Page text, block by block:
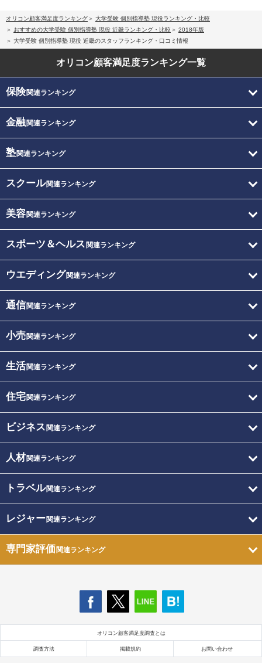
オリコン顧客満足度ランキング
大学受験 個別指導塾 現役ランキング・比較
おすすめの大学受験 個別指導塾 現役 近畿ランキング・比較
2018年版
大学受験 個別指導塾 現役 近畿のスタッフランキング・口コミ情報
オリコン顧客満足度ランキング一覧
保険関連ランキング
金融関連ランキング
塾関連ランキング
スクール関連ランキング
美容関連ランキング
スポーツ＆ヘルス 関連ランキング
ウエディング関連ランキング
通信関連ランキング
小売関連ランキング
生活関連ランキング
住宅関連ランキング
ビジネス 関連ランキング
人材関連ランキング
トラベル関連ランキング
レジャー関連ランキング
専門家評価関連ランキング
オリコン顧客満足度調査とは
調査方法 掲載規約 お問い合わせ